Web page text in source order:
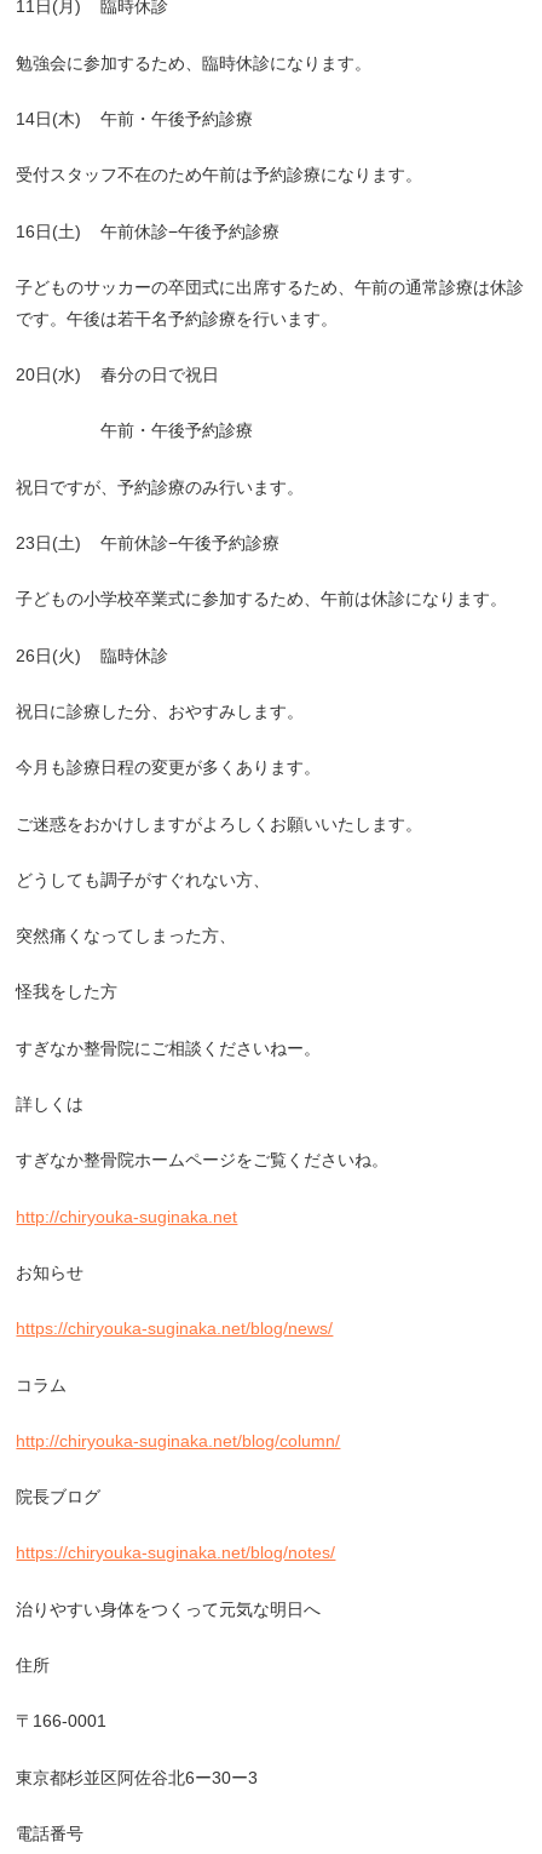
11日(月) 臨時休診
勉強会に参加するため、臨時休診になります。
14日(木) 午前・午後予約診療
受付スタッフ不在のため午前は予約診療になります。
16日(土) 午前休診−午後予約診療
子どものサッカーの卒団式に出席するため、午前の通常診療は休診
です。午後は若干名予約診療を行います。
20日(水) 春分の日で祝日
午前・午後予約診療
祝日ですが、予約診療のみ行います。
23日(土) 午前休診−午後予約診療
子どもの小学校卒業式に参加するため、午前は休診になります。
26日(火) 臨時休診
祝日に診療した分、おやすみします。
今月も診療日程の変更が多くあります。
ご迷惑をおかけしますがよろしくお願いいたします。
どうしても調子がすぐれない方、
突然痛くなってしまった方、
怪我をした方
すぎなか整骨院にご相談くださいねー。
詳しくは
すぎなか整骨院ホームページをご覧くださいね。
http://chiryouka-suginaka.net
お知らせ
https://chiryouka-suginaka.net/blog/news/
コラム
http://chiryouka-suginaka.net/blog/column/
院長ブログ
https://chiryouka-suginaka.net/blog/notes/
治りやすい身体をつくって元気な明日へ
住所
〒166-0001
東京都杉並区阿佐谷北6ー30ー3
電話番号